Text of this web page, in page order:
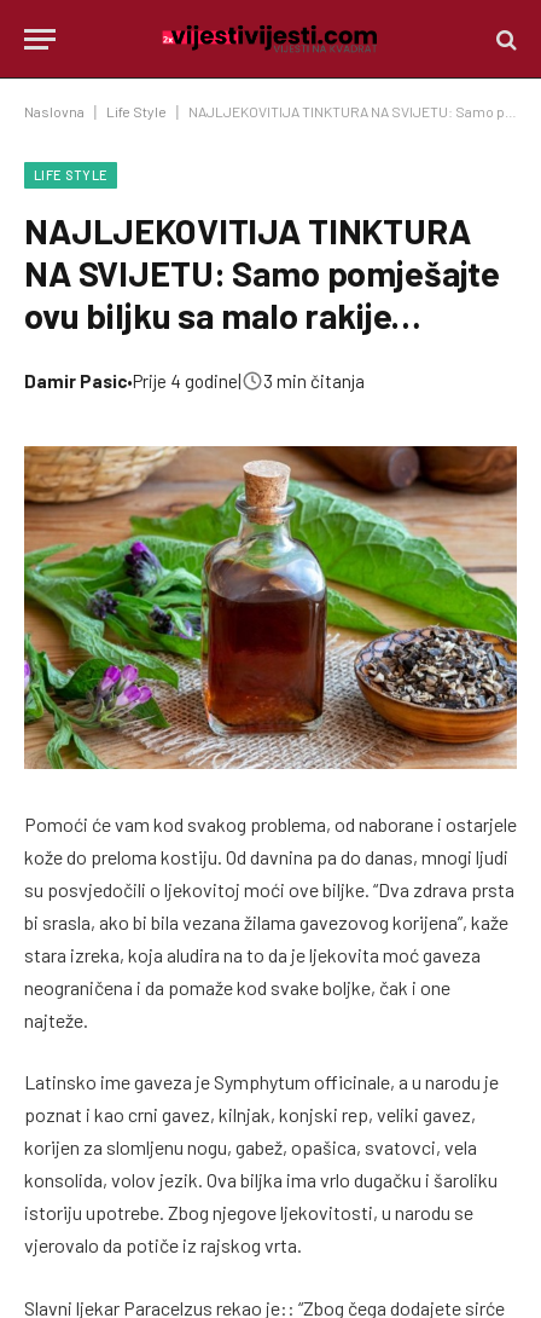
Naslovna Life Style NAJLJEKOVITIJA TINKTURA NA SVIJETU: Samo pomješajte ovu biljku sa malo rakije…
LIFE STYLE
NAJLJEKOVITIJA TINKTURA
NA SVIJETU: Samo pomješajte
ovu biljku sa malo rakije…
Damir Pasic•Prije 4 godine| 3 min čitanja
Pomoći će vam kod svakog problema, od naborane i ostarjele
kože do preloma kostiju. Od davnina pa do danas, mnogi ljudi
su posvjedočili o ljekovitoj moći ove biljke. “Dva zdrava prsta
bi srasla, ako bi bila vezana žilama gavezovog korijena”, kaže
stara izreka, koja aludira na to da je ljekovita moć gaveza
neograničena i da pomaže kod svake boljke, čak i one
najteže.
Latinsko ime gaveza je Symphytum officinale, a u narodu je
poznat i kao crni gavez, kilnjak, konjski rep, veliki gavez,
korijen za slomljenu nogu, gabež, opašica, svatovci, vela
konsolida, volov jezik. Ova biljka ima vrlo dugačku i šaroliku
istoriju upotrebe. Zbog njegove ljekovitosti, u narodu se
vjerovalo da potiče iz rajskog vrta.
Slavni ljekar Paracelzus rekao je:: “Zbog čega dodajete sirće